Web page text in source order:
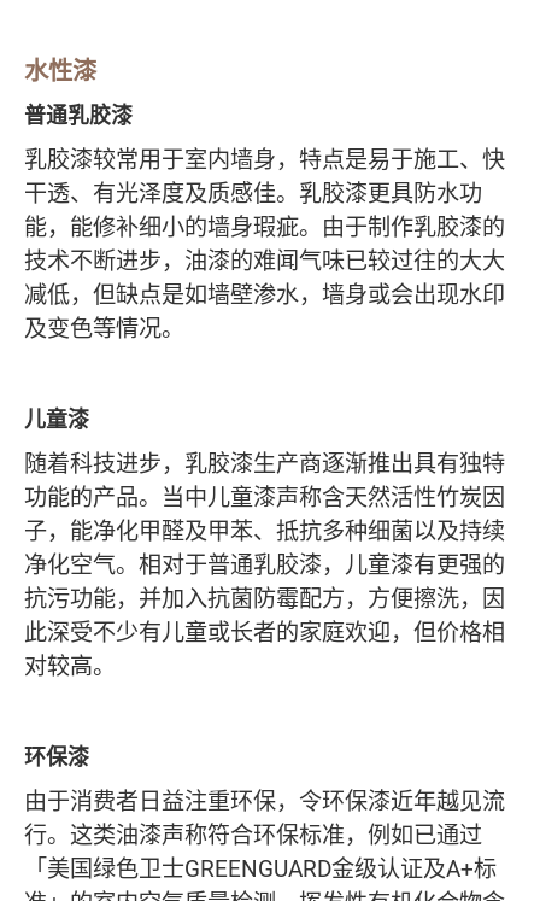
水性漆
普通乳胶漆
乳胶漆较常用于室内墙身，特点是易于施工、快
干透、有光泽度及质感佳。乳胶漆更具防水功
能，能修补细小的墙身瑕疵。由于制作乳胶漆的
技术不断进步，油漆的难闻气味已较过往的大大
减低，但缺点是如墙壁渗水，墙身或会出现水印
及变色等情况。
儿童漆
随着科技进步，乳胶漆生产商逐渐推出具有独特
功能的产品。当中儿童漆声称含天然活性竹炭因
子，能净化甲醛及甲苯、抵抗多种细菌以及持续
净化空气。相对于普通乳胶漆，儿童漆有更强的
抗污功能，并加入抗菌防霉配方，方便擦洗，因
此深受不少有儿童或长者的家庭欢迎，但价格相
对较高。
环保漆
由于消费者日益注重环保，令环保漆近年越见流
行。这类油漆声称符合环保标准，例如已通过
「美国绿色卫士GREENGUARD金级认证及A+标